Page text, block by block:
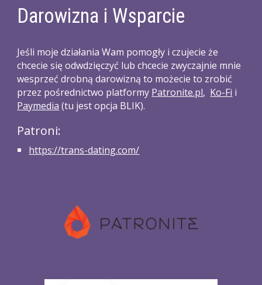
Darowizna i Wsparcie
Jeśli moje działania Wam pomogły i czujecie że
chcecie się odwdzięczyć lub chcecie zwyczajnie mnie
wesprzeć drobną darowizną to możecie to zrobić
przez pośrednictwo platformy Patronite.pl, Ko-Fi
Paymedia (tu jest opcja BLIK).
Patroni:
https://trans-dating.com/